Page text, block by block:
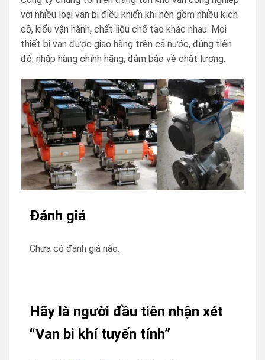
với nhiều loại van bi điều khiển khí nén gồm nhiều kích
cỡ, kiểu vận hành, chất liệu chế tạo khác nhau. Mọi
thiết bị van được giao hàng trên cả nước, đúng tiến
độ, nhập hàng chính hãng, đảm bảo về chất lượng.
Đánh giá
Chưa có đánh giá nào.
Hãy là người đầu tiên nhận xét
“Van bi khí tuyến tính”